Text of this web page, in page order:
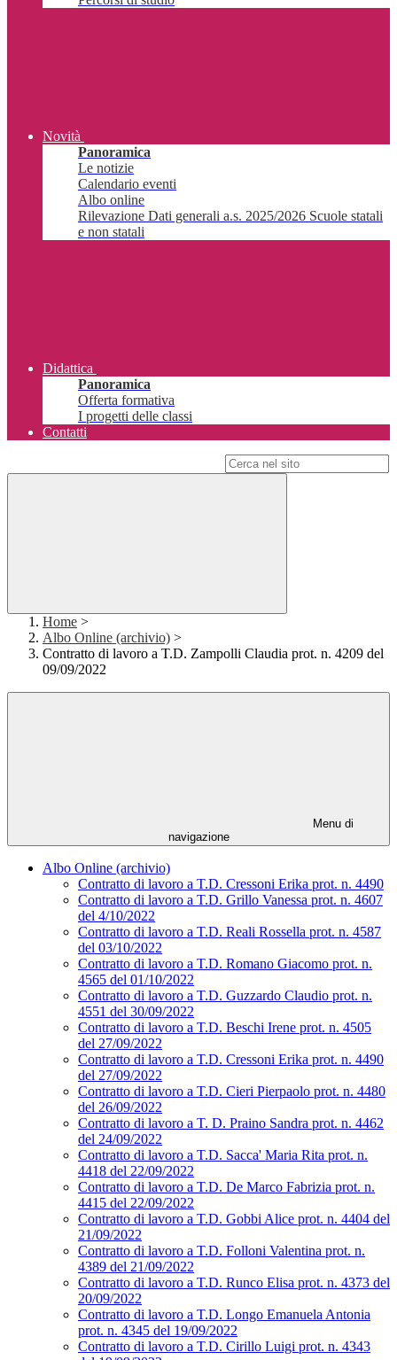
Novità
Panoramica
Le notizie
Calendario eventi
Albo online
Rilevazione Dati generali a.s. 2025/2026 Scuole statali
e non statali
Didattica
Panoramica
Offerta formativa
I progetti delle classi
Contatti
Home >
Albo Online (archivio) >
Contratto di lavoro a T.D. Zampolli Claudia prot. n. 4209 del
09/09/2022
Menu di
navigazione
Albo Online (archivio)
Contratto di lavoro a T.D. Cressoni Erika prot. n. 4490
Contratto di lavoro a T.D. Grillo Vanessa prot. n. 4607
del 4/10/2022
Contratto di lavoro a T.D. Reali Rossella prot. n. 4587
del 03/10/2022
Contratto di lavoro a T.D. Romano Giacomo prot. n.
4565 del 01/10/2022
Contratto di lavoro a T.D. Guzzardo Claudio prot. n.
4551 del 30/09/2022
Contratto di lavoro a T.D. Beschi Irene prot. n. 4505
del 27/09/2022
Contratto di lavoro a T.D. Cressoni Erika prot. n. 4490
del 27/09/2022
Contratto di lavoro a T.D. Cieri Pierpaolo prot. n. 4480
del 26/09/2022
Contratto di lavoro a T. D. Praino Sandra prot. n. 4462
del 24/09/2022
Contratto di lavoro a T.D. Sacca' Maria Rita prot. n.
4418 del 22/09/2022
Contratto di lavoro a T.D. De Marco Fabrizia prot. n.
4415 del 22/09/2022
Contratto di lavoro a T.D. Gobbi Alice prot. n. 4404 del
21/09/2022
Contratto di lavoro a T.D. Folloni Valentina prot. n.
4389 del 21/09/2022
Contratto di lavoro a T.D. Runco Elisa prot. n. 4373 del
20/09/2022
Contratto di lavoro a T.D. Longo Emanuela Antonia
prot. n. 4345 del 19/09/2022
Contratto di lavoro a T.D. Cirillo Luigi prot. n. 4343